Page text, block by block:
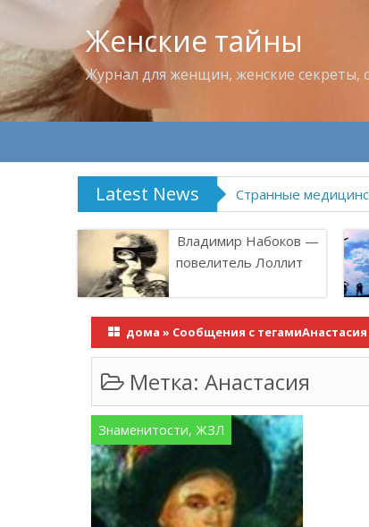
Женские тайны
Журнал для женщин, женские секреты,
Latest News Странные
Владимир Набоков —
повелитель Лоллит
дома » Сообщения с тегамиАнастасия
Метка: Анастасия
Знаменитости, ЖЗЛ